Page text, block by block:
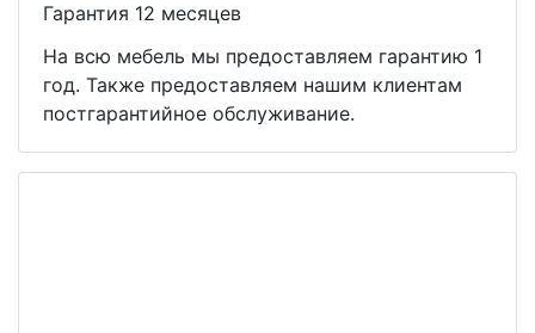
Гарантия 12 месяцев
На всю мебель мы предоставляем гарантию 1
год. Также предоставляем нашим клиентам
постгарантийное обслуживание.